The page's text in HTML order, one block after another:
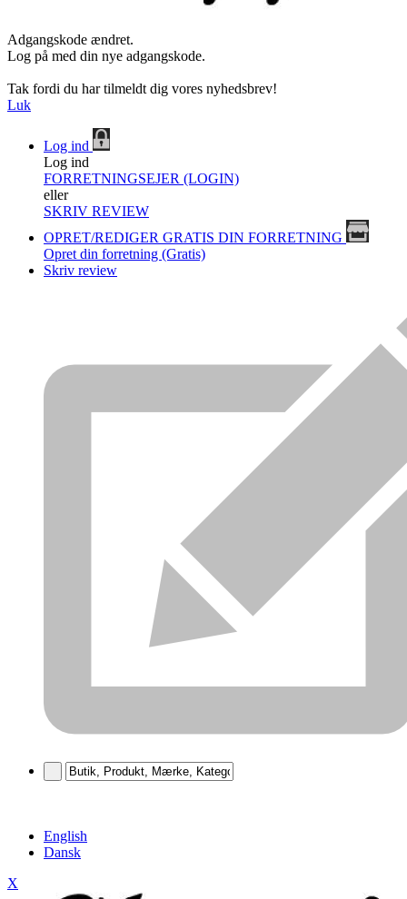
Adgangskode ændret.
Log på med din nye adgangskode.
Tak fordi du har tilmeldt dig vores nyhedsbrev!
Luk
Log ind
Log ind
FORRETNINGSEJER (LOGIN)
eller
SKRIV REVIEW
OPRET/REDIGER GRATIS DIN FORRETNING
Opret din forretning (Gratis)
Skriv review
English
Dansk
X